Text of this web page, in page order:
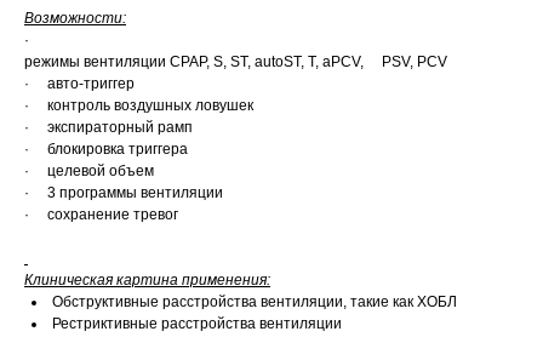
Возможности:
·
режимы вентиляции CPAP, S, ST, autoST, T, aPCV, PSV, PCV
· авто-триггер
· контроль воздушных ловушек
· экспираторный рамп
· блокировка триггера
· целевой объем
· 3 программы вентиляции
· сохранение тревог
Клиническая картина применения:
Обструктивные расстройства вентиляции, такие как ХОБЛ
Рестриктивные расстройства вентиляции